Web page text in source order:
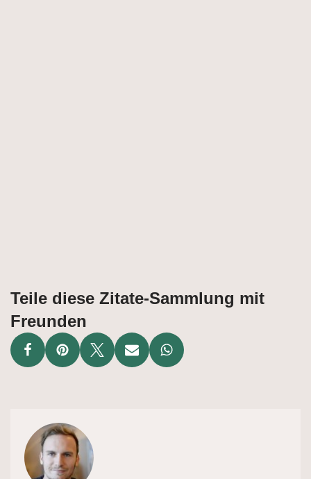
Teile diese Zitate-Sammlung mit
Freunden